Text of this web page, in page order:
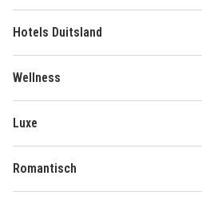
Hotels Duitsland
Wellness
Luxe
Romantisch